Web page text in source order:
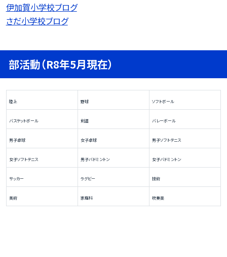
伊加賀小学校ブログ
さだ小学校ブログ
部活動（R8年5月現在）
陸上 野球 ソフトボール
バスケットボール 剣道 バレーボール
男子卓球 女子卓球 男子ソフトテニス
女子ソフトテニス 男子バドミントン 女子バドミントン
サッカー ラグビー 技術
美術 家庭科 吹奏楽